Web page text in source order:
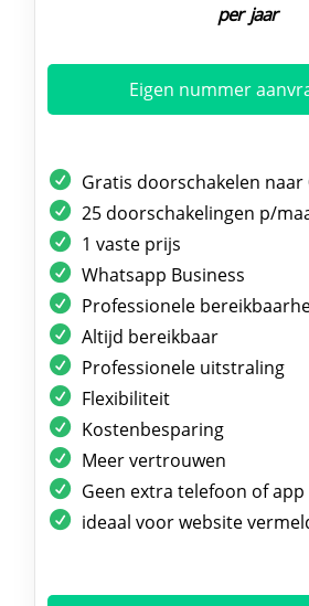
per jaar
Eigen nummer
Gratis doorschakelen naar
25 doorschakelingen p/
1 vaste prijs
Whatsapp Business
Professionele
Altijd bereikbaar
Professionele uitstraling
Flexibiliteit
Kostenbesparing
Meer vertrouwen
Geen extra telefoon of app
ideaal voor website